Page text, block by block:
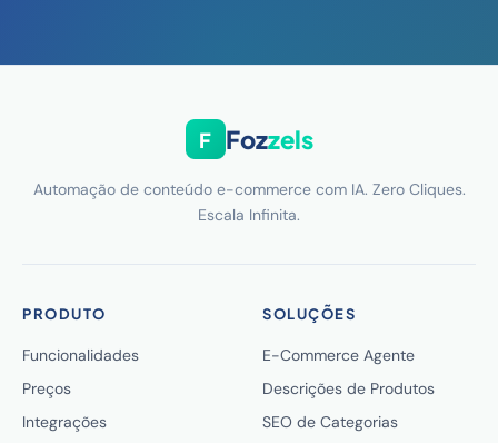
F Fozzels
Automação de conteúdo e-commerce com IA. Zero Cliques.
Escala Infinita.
PRODUTO
Funcionalidades
Preços
Integrações
SOLUÇÕES
E-Commerce Agente
Descrições de Produtos
SEO de Categorias